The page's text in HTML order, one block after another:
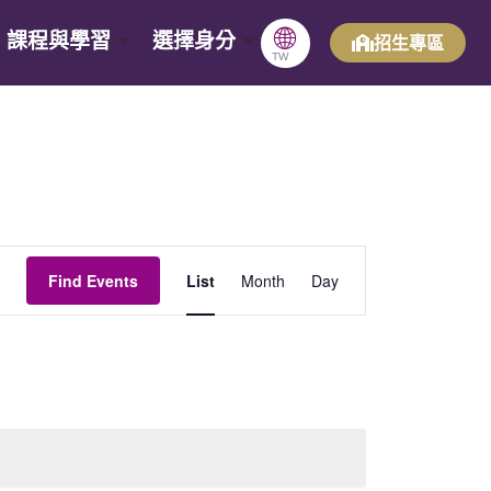
課程與學習 選擇身分 🌐
TW
招生專區
Find Events List Month Day